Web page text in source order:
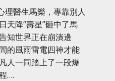
理醫生馬樂，專靠別人
天降“壽星”砸中了馬
知世界正在崩潰邊
的風雨雷電四神才能
人一同踏上了一段爆
….